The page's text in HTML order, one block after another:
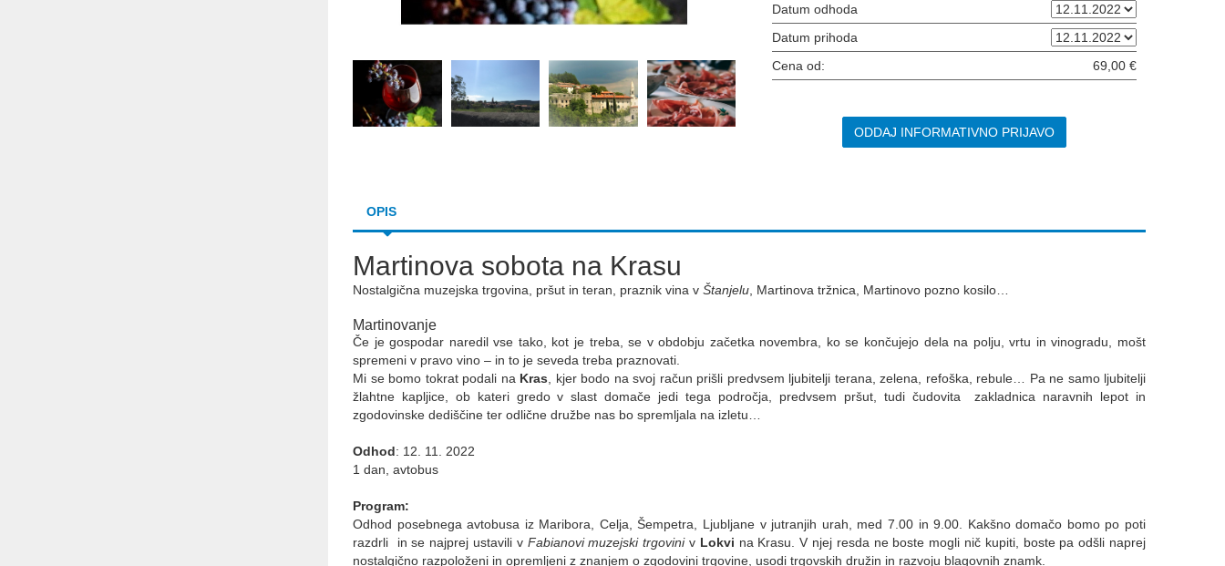
Datum odhoda
Datum prihoda
Cena od:
69,00 €
ODDAJ INFORMATIVNO PRIJAVO
OPIS
Martinova sobota na Krasu
Nostalgična muzejska trgovina, pršut in teran, praznik vina v Štanjelu , Martinova tržnica, Martinovo pozno kosilo…
Martinovanje
Če je gospodar naredil vse tako, kot je treba, se v obdobju začetka novembra, ko se končujejo dela na polju, vrtu in vinogradu, mošt
spremeni v pravo vino – in to je seveda treba praznovati.
Mi se bomo tokrat podali na Kras , kjer bodo na svoj račun prišli predvsem ljubitelji terana, zelena, refoška, rebule… Pa ne samo ljubitelji
žlahtne kapljice, ob kateri gredo v slast domače jedi tega področja, predvsem pršut, tudi čudovita zakladnica naravnih lepot in
zgodovinske dediščine ter odlične družbe nas bo spremljala na izletu…
Odhod: 12. 11. 2022
1 dan, avtobus
Program:
Odhod posebnega avtobusa iz Maribora, Celja, Šempetra, Ljubljane v jutranjih urah, med 7.00 in 9.00. Kakšno domačo bomo po poti
razdrli in se najprej ustavili v Fabianovi muzejski trgoviniv Lokvi na Krasu. V njej resda ne boste mogli nič kupiti, boste pa odšli naprej
nostalgično razpoloženi in opremljeni z znanjem o zgodovini trgovine, usodi trgovskih družin in razvoju blagovnih znamk.